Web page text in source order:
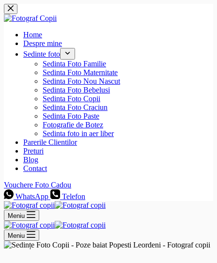
Sari
la
conținut
Home
Despre mine
Sedinte foto
Sedinta Foto Familie
Sedinta Foto Maternitate
Sedinta Foto Nou Nascut
Sedinta Foto Bebelusi
Sedinta Foto Copii
Sedinta Foto Craciun
Sedinta Foto Paste
Fotografie de Botez
Sedinta foto in aer liber
Parerile Clientilor
Preturi
Blog
Contact
Vouchere Foto Cadou
WhatsApp
Telefon
Meniu
Meniu